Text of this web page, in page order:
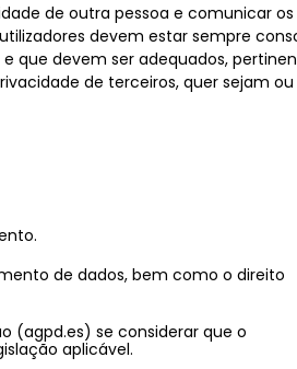
de outra pessoa e comunicar os
devem estar sempre
que devem ser adequados,
de terceiros, quer sejam
de dados, bem como o direito
(agpd.es) se considerar que o
aplicável.